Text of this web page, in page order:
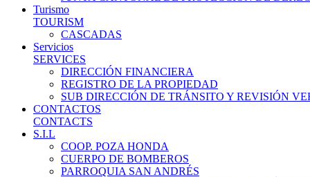
Turismo
TOURISM
CASCADAS
Servicios
SERVICES
DIRECCIÓN FINANCIERA
REGISTRO DE LA PROPIEDAD
SUB DIRECCIÓN DE TRÁNSITO Y REVISIÓN
CONTACTOS
CONTACTS
S.I.L
COOP. POZA HONDA
CUERPO DE BOMBEROS
PARROQUIA SAN ANDRÉS